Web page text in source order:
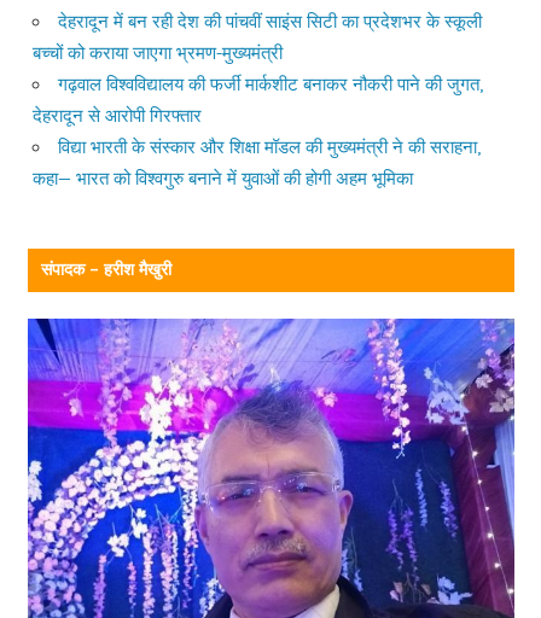
देहरादून में बन रही देश की पांचवीं साइंस सिटी का प्रदेशभर के स्कूली
बच्चों को कराया जाएगा भ्रमण-मुख्यमंत्री
गढ़वाल विश्वविद्यालय की फर्जी मार्कशीट बनाकर नौकरी पाने की जुगत,
देहरादून से आरोपी गिरफ्तार
विद्या भारती के संस्कार और शिक्षा मॉडल की मुख्यमंत्री ने की सराहना,
कहा— भारत को विश्वगुरु बनाने में युवाओं की होगी अहम भूमिका
संपादक – हरीश मैखुरी